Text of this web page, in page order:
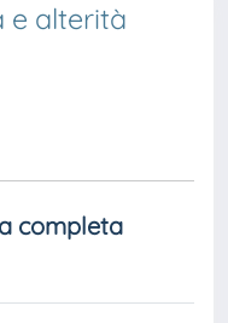
e alterità
completa